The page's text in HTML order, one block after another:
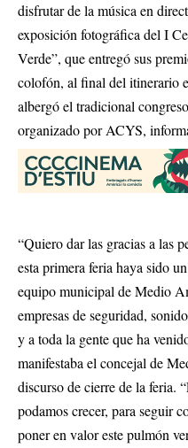
disfrutar de la música en
exposición fotográfica del I
Verde”, que entregó sus
colofón, al final del itinerario
albergó el tradicional
organizado por ACYS,
“Quiero dar las gracias a las
esta primera feria haya sido
equipo municipal de Medio
empresas de seguridad,
y a toda la gente que ha
manifestaba el concejal de
discurso de cierre de la feria.
podamos crecer, para seguir
poner en valor este pulmón